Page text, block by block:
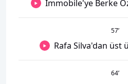
Immobile'ye Berke
57’
Rafa Silva'dan üst
64’